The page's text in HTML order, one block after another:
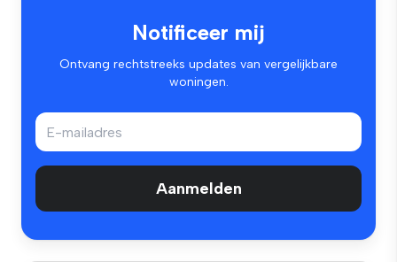
Notificeer mij
Ontvang rechtstreeks updates van vergelijkbare
woningen.
Aanmelden